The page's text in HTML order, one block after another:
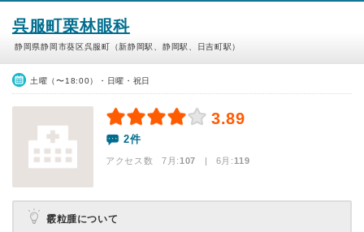
呉服町栗林眼科
静岡県静岡市葵区呉服町（新静岡駅、静岡駅、日吉町駅）
土曜（〜18:00）・日曜・祝日
3.89
2件
アクセス数 7月:107 | 6月:119
霰粒腫について